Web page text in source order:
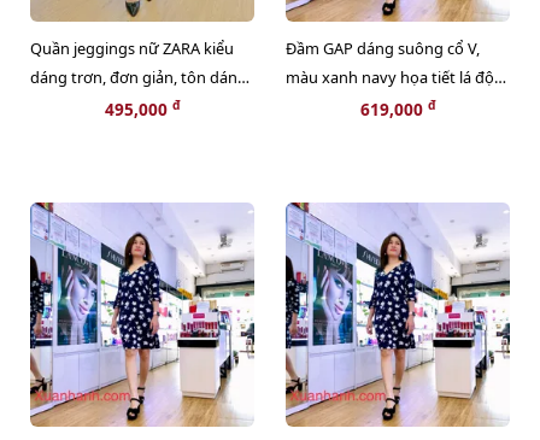
Quần jeggings nữ ZARA kiểu
dáng trơn, đơn giản, tôn dáng,
màu trắng năng động.
495,000 đ
Đầm GAP dáng suông cổ V,
màu xanh navy họa tiết lá độc
lạ, trẻ trung Size XXS
619,000 đ